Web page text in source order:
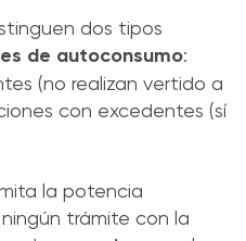
dos tipos
de autoconsumo:
(no realizan vertido a
con excedentes (sí
la potencia
trámite con la